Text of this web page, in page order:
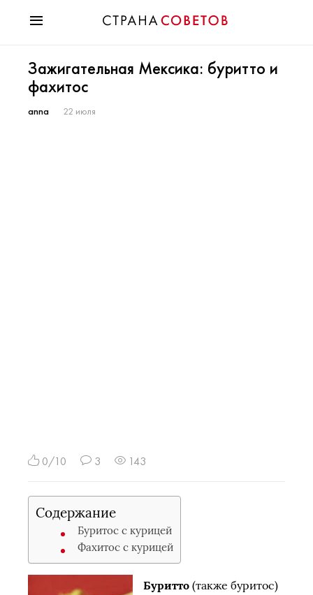
Мода
Звезды
Гороскопы
Зажигательная Мексика: буритто и
фахитос
anna 22 июля
0/10 3 143
Содержание
Буритос с курицей
Фахитос с курицей
Буритто (также буритос)